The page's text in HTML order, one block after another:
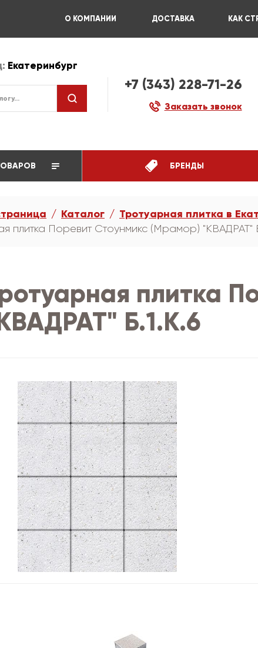
О КОМПАНИИ ДОСТАВКА КАК
Екатеринбург
+7 (343) 228-71-26
Заказать звонок
БРЕНДЫ
Каталог Тротуарная плитка в
плитка Поревит Стоунмикс (Мрамор) "КВАДРАТ"
плитка
Б.1.К.6